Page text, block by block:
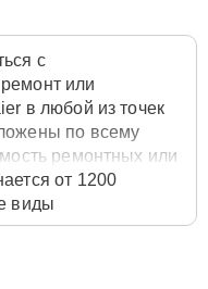
с
или
в любой из точек
по всему
ремонтных или
от 1200
виды
Полную